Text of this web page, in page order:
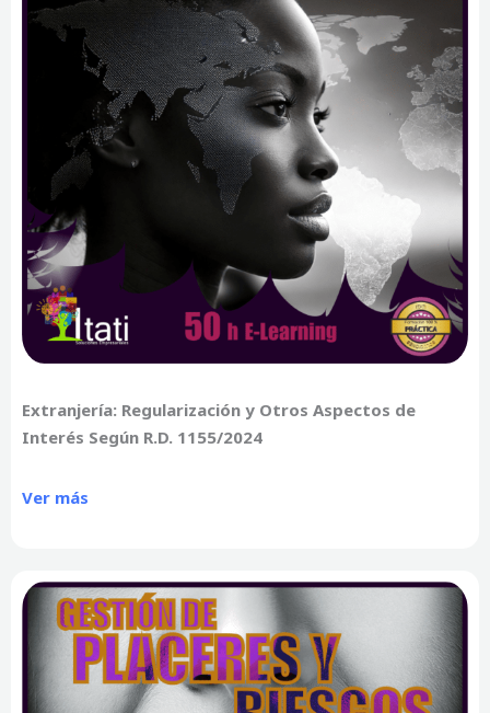
Extranjería: Regularización y Otros Aspectos de
Interés Según R.D. 1155/2024
Ver más